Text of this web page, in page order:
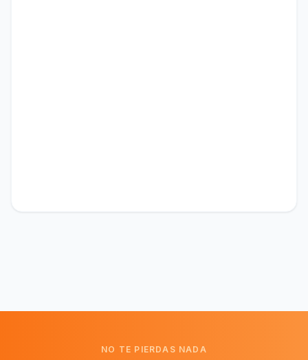
NO TE PIERDAS NADA